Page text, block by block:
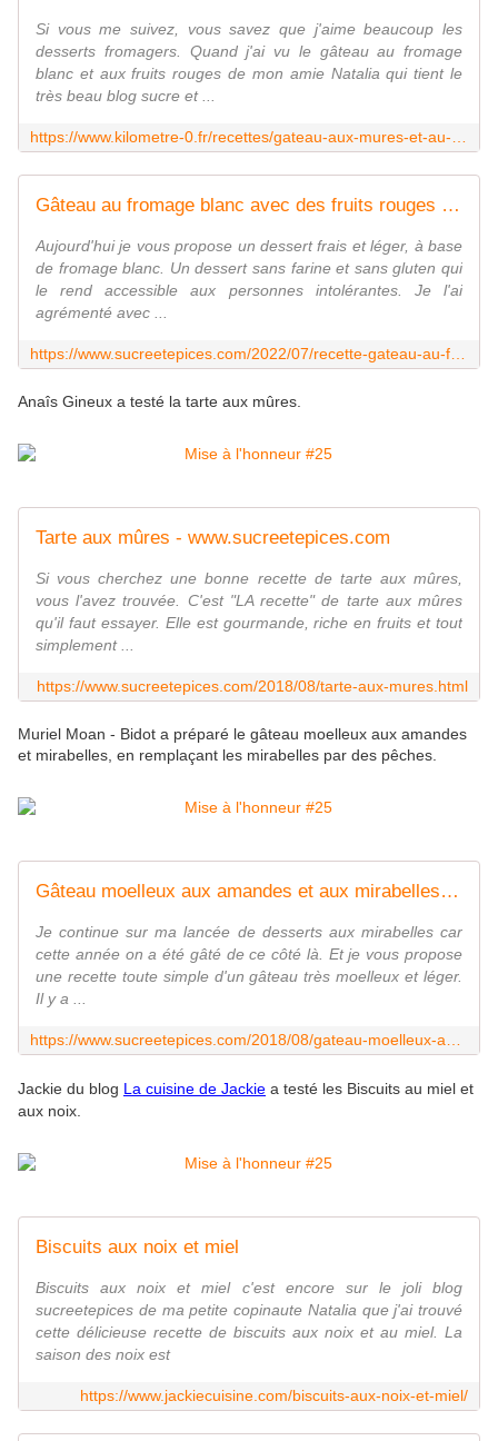
Si vous me suivez, vous savez que j'aime beaucoup les
desserts fromagers. Quand j'ai vu le gâteau au fromage
blanc et aux fruits rouges de mon amie Natalia qui tient le
très beau blog sucre et ...
Gâteau au fromage blanc avec des fruits rouges - Recette en vidéo - www.sucreetepices.com
Aujourd'hui je vous propose un dessert frais et léger, à base
de fromage blanc. Un dessert sans farine et sans gluten qui
le rend accessible aux personnes intolérantes. Je l'ai
agrémenté avec ...
Anaîs Gineux a testé la tarte aux mûres.
Tarte aux mûres - www.sucreetepices.com
Si vous cherchez une bonne recette de tarte aux mûres,
vous l'avez trouvée. C'est "LA recette" de tarte aux mûres
qu'il faut essayer. Elle est gourmande, riche en fruits et tout
simplement ...
https://www.sucreetepices.com/2018/08/tarte-aux-mures.html
Muriel Moan - Bidot a préparé le gâteau moelleux aux amandes
et mirabelles, en remplaçant les mirabelles par des pêches.
Gâteau moelleux aux amandes et aux mirabelles - www.sucreetepices.com
Je continue sur ma lancée de desserts aux mirabelles car
cette année on a été gâté de ce côté là. Et je vous propose
une recette toute simple d'un gâteau très moelleux et léger.
Il y a ...
Jackie du blog La cuisine de Jackie a testé les Biscuits au miel et
aux noix.
Biscuits aux noix et miel
Biscuits aux noix et miel c'est encore sur le joli blog
sucreetepices de ma petite copinaute Natalia que j'ai trouvé
cette délicieuse recette de biscuits aux noix et au miel. La
saison des noix est
https://www.jackiecuisine.com/biscuits-aux-noix-et-miel/